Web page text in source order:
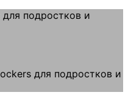
подростков и
для подростков и